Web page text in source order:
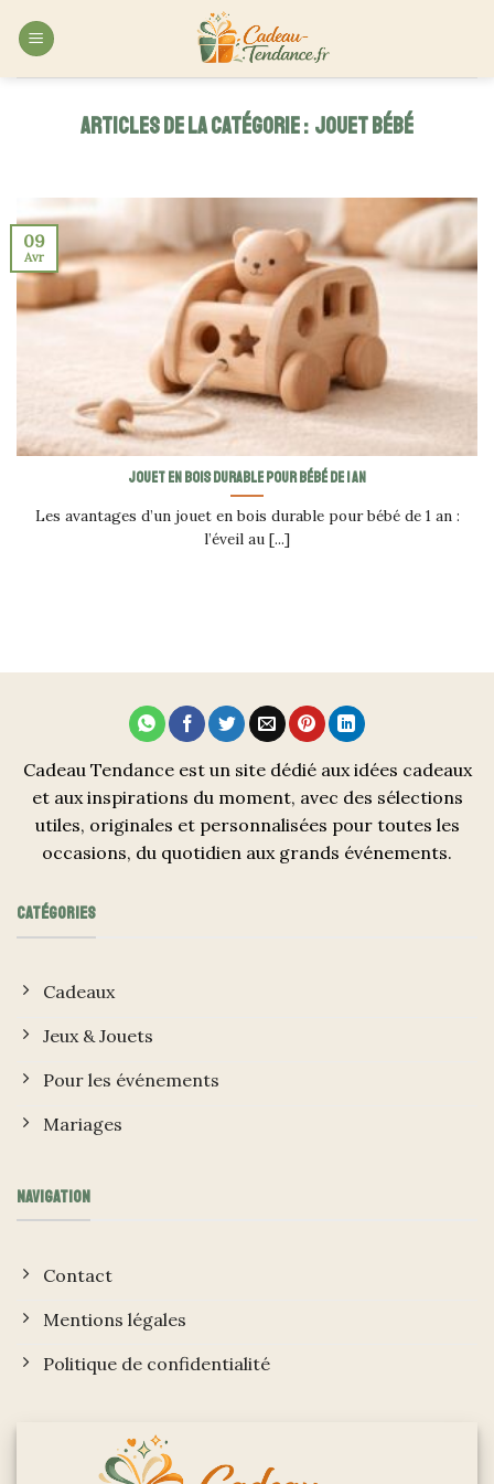
JOUET BÉBÉ
Jouet en bois durable pour bébé de 1 an
Les avantages d’un jouet en bois durable pour bébé de 1 an :
l’éveil au [...]
09
Avr
Cadeau Tendance est un site dédié aux idées cadeaux
et aux inspirations du moment, avec des sélections
utiles, originales et personnalisées pour toutes les
occasions, du quotidien aux grands événements.
CATÉGORIES
Cadeaux
Jeux & Jouets
Pour les événements
Mariages
NAVIGATION
Contact
Mentions légales
Politique de confidentialité